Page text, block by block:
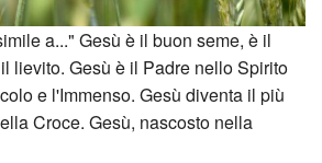
a..." Gesù è il buon seme, è il
lievito. Gesù è il Padre nello Spirito
e l'Immenso. Gesù diventa il più
Croce. Gesù, nascosto nella